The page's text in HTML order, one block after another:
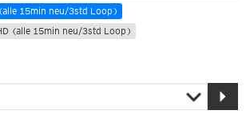
15min neu/3std Loop)
(alle 15min neu/3std Loop)